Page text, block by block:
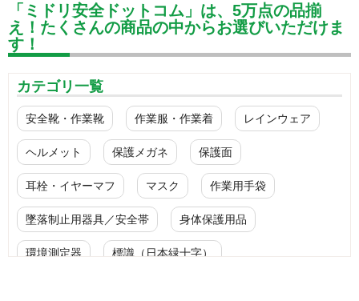
「ミドリ安全ドットコム」は、5万点の品揃
え！たくさんの商品の中からお選びいただけま
す！
カテゴリ一覧
安全靴・作業靴 作業服・作業着 レインウェア
ヘルメット 保護メガネ 保護面
耳栓・イヤーマフ マスク 作業用手袋
墜落制止用器具／安全帯 身体保護用品
環境測定器 標識（日本緑十字）